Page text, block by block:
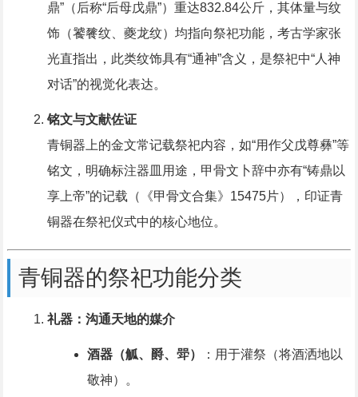
鼎”（后称“后母戊鼎”）重达832.84公斤，其体量与纹
饰（饕餮纹、夔龙纹）均指向祭祀功能，考古学家张
光直指出，此类纹饰具有“通神”含义，是祭祀中“人神
对话”的视觉化表达。
铭文与文献佐证
青铜器上的金文常记载祭祀内容，如“用作父戊尊彝”等
铭文，明确标注器皿用途，甲骨文卜辞中亦有“铸鼎以
享上帝”的记载（《甲骨文合集》15475片），印证青
铜器在祭祀仪式中的核心地位。
青铜器的祭祀功能分类
礼器：沟通天地的媒介
酒器（觚、爵、斝）
：用于灌祭（将酒洒地以
敬神）。